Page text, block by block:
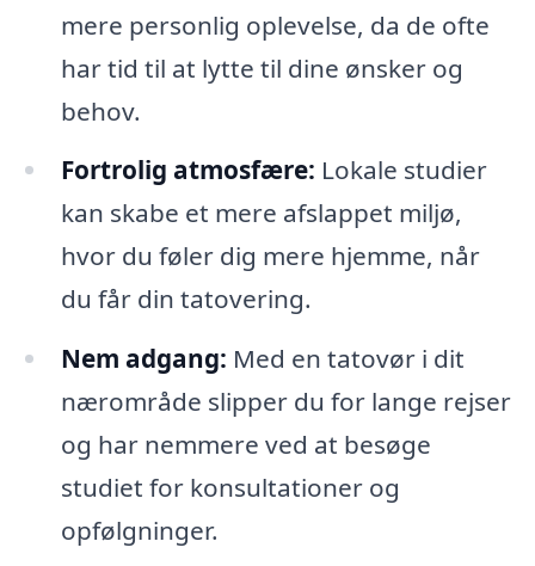
mere personlig oplevelse, da de ofte
har tid til at lytte til dine ønsker og
behov.
Fortrolig atmosfære: Lokale studier
kan skabe et mere afslappet miljø,
hvor du føler dig mere hjemme, når
du får din tatovering.
Nem adgang: Med en tatovør i dit
nærområde slipper du for lange rejser
og har nemmere ved at besøge
studiet for konsultationer og
opfølgninger.